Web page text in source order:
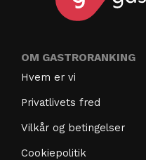
OM GASTRORANKING
Hvem er vi
Privatlivets fred
Vilkår og betingelser
Cookiepolitik